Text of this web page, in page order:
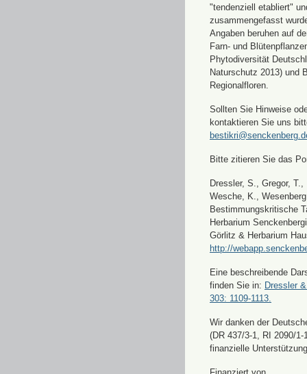
"tendenziell etabliert"
zusammengefasst
Angaben beruhen auf
Farn- und
Phytodiversität
Naturschutz 2013) und
Regionalfloren.
Sollten Sie Hinweise
kontaktieren Sie uns
Bitte zitieren Sie das
Dressler, S., Gregor,
Wesche, K.,
Bestimmungskritische
Herbarium
Görlitz & Herbarium
http://
Eine beschreibende
finden Sie in: Dressler
303: 1109-1113.
Wir danken der
(DR 437/3-1, RI 2090/
finanzielle